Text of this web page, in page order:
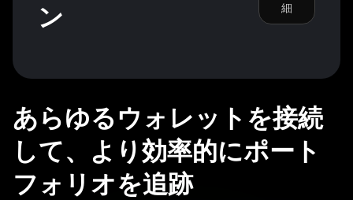
ン
細
あらゆるウォレットを接続
して、より効率的にポート
フォリオを追跡